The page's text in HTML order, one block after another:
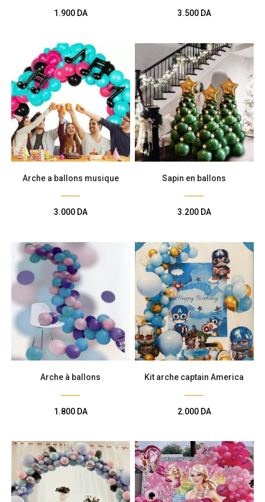
1.900 DA 3.500 DA
Arche a ballons musique
3.000 DA
Sapin en ballons
3.200 DA
Arche à ballons
1.800 DA
Kit arche captain America
2.000 DA